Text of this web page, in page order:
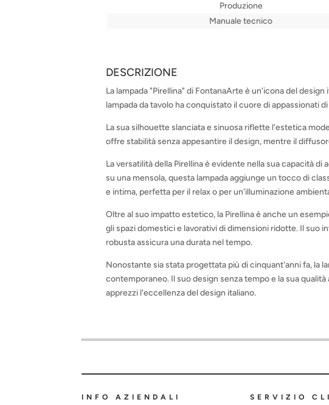
Produzione
Manuale tecnico
DESCRIZIONE
La lampada "Pirellina" di FontanaArte è un'icona del
lampada da tavolo ha conquistato il cuore di appassionati
La sua silhouette slanciata e sinuosa riflette l'estetica
offre stabilità senza appesantire il design, mentre il
La versatilità della Pirellina è evidente nella sua capacità
su una mensola, questa lampada aggiunge un tocco di
e intima, perfetta per il relax o per un'illuminazione
Oltre al suo impatto estetico, la Pirellina è anche un
gli spazi domestici e lavorativi di dimensioni ridotte. Il
robusta assicura una durata nel tempo.
Nonostante sia stata progettata più di cinquant'anni fa, la
contemporaneo. Il suo design senza tempo e la sua
apprezzi l'eccellenza del design italiano.
INFO AZIENDALI SERVIZIO